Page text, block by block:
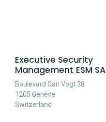
Executive Security
Management ESM SA
Boulevard Carl Vogt 38
1205 Genève
Switzerland